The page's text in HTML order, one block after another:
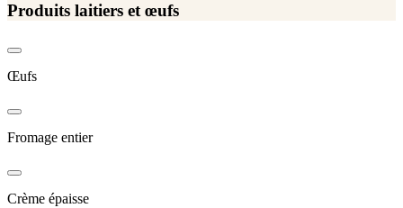
Produits laitiers et œufs
Œufs
Fromage entier
Crème épaisse